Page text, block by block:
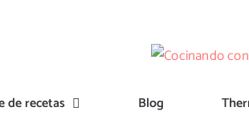
de recetas Blog